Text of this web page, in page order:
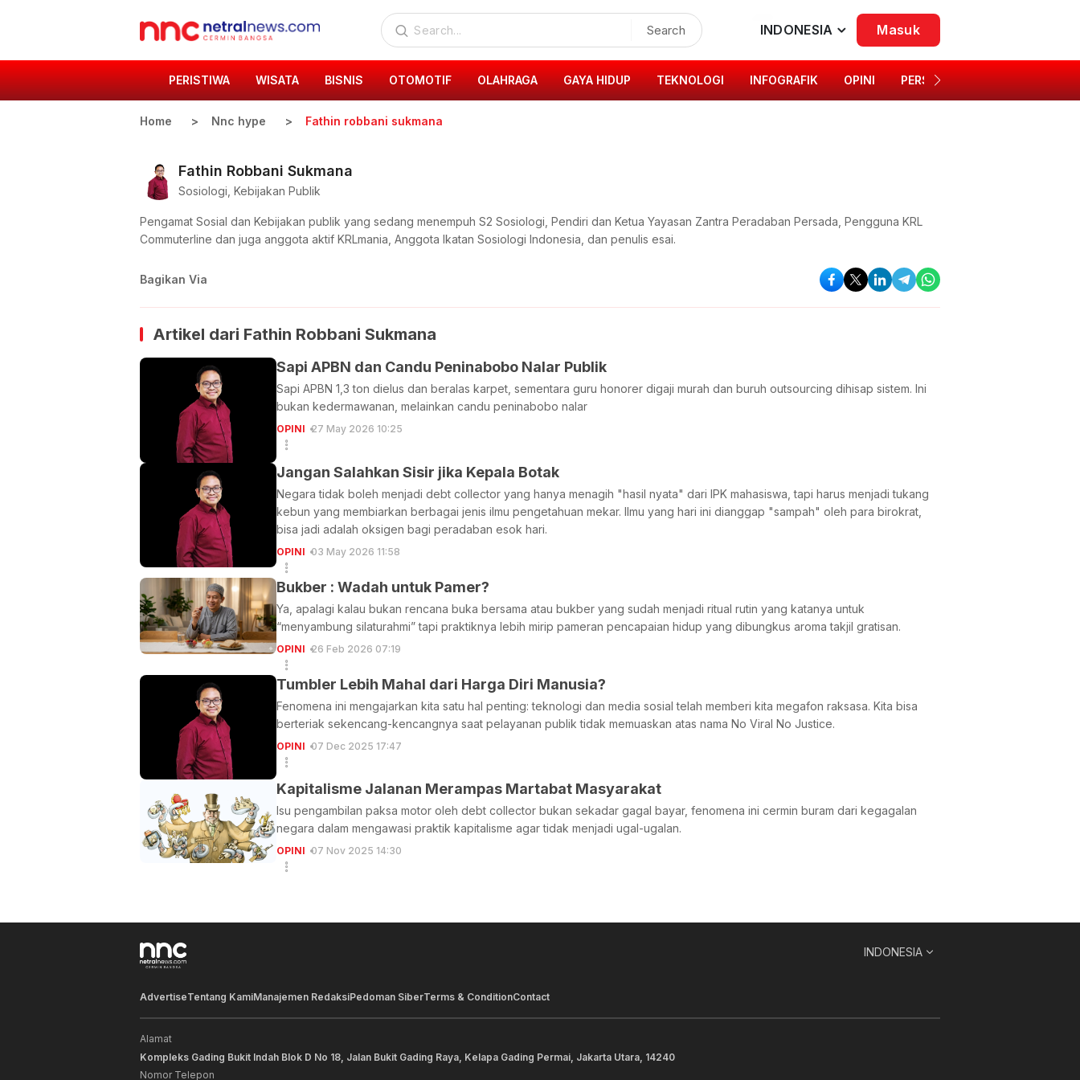
Search INDONESIA Masuk
PERISTIWA WISATA BISNIS OTOMOTIF OLAHRAGA GAYA HIDUP TEKNOLOGI INFOGRAFIK OPINI PERSONA
Home Nnc hype Fathin robbani sukmana
Fathin Robbani Sukmana
Sosiologi, Kebijakan Publik
Pengamat Sosial dan Kebijakan publik yang sedang menempuh S2 Sosiologi, Pendiri dan Ketua Yayasan Zantra Peradaban Persada, Pengguna KRL
Commuterline dan juga anggota aktif KRLmania, Anggota Ikatan Sosiologi Indonesia, dan penulis esai.
Bagikan Via
Artikel dari Fathin Robbani Sukmana
Sapi APBN dan Candu Peninabobo Nalar Publik
Sapi APBN 1,3 ton dielus dan beralas karpet, sementara guru honorer digaji murah dan buruh outsourcing dihisap sistem. Ini
bukan kedermawanan, melainkan candu peninabobo nalar
OPINI 27 May 2026 10:25
Jangan Salahkan Sisir jika Kepala Botak
Negara tidak boleh menjadi debt collector yang hanya menagih "hasil nyata" dari IPK mahasiswa, tapi harus menjadi tukang
kebun yang membiarkan berbagai jenis ilmu pengetahuan mekar. Ilmu yang hari ini dianggap "sampah" oleh para birokrat,
bisa jadi adalah oksigen bagi peradaban esok hari.
OPINI 03 May 2026 11:58
Bukber : Wadah untuk Pamer?
Ya, apalagi kalau bukan rencana buka bersama atau bukber yang sudah menjadi ritual rutin yang katanya untuk
“menyambung silaturahmi” tapi praktiknya lebih mirip pameran pencapaian hidup yang dibungkus aroma takjil gratisan.
OPINI 26 Feb 2026 07:19
Tumbler Lebih Mahal dari Harga Diri Manusia?
Fenomena ini mengajarkan kita satu hal penting: teknologi dan media sosial telah memberi kita megafon raksasa. Kita bisa
berteriak sekencang-kencangnya saat pelayanan publik tidak memuaskan atas nama No Viral No Justice.
OPINI 07 Dec 2025 17:47
Kapitalisme Jalanan Merampas Martabat Masyarakat
Isu pengambilan paksa motor oleh debt collector bukan sekadar gagal bayar, fenomena ini cermin buram dari kegagalan
negara dalam mengawasi praktik kapitalisme agar tidak menjadi ugal-ugalan.
OPINI 07 Nov 2025 14:30
INDONESIA
AdvertiseTentang KamiManajemen RedaksiPedoman SiberTerms & ConditionContact
Alamat
Kompleks Gading Bukit Indah Blok D No 18, Jalan Bukit Gading Raya, Kelapa Gading Permai, Jakarta Utara, 14240
Nomor Telepon